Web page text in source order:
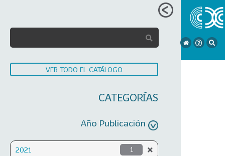
VER TODO EL CATÁLOGO
CATEGORÍAS
Año Publicación
2021 1